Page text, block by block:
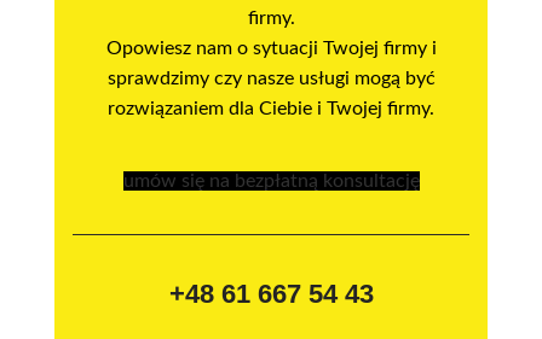
firmy.
Opowiesz nam o sytuacji Twojej firmy i
sprawdzimy czy nasze usługi mogą być
rozwiązaniem dla Ciebie i Twojej firmy.
umów się na bezpłatną konsultację
+48 61 667 54 43